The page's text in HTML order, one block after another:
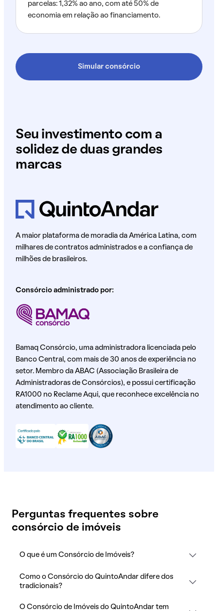
parcelas: 1,32% ao ano, com até 50% de
economia em relação ao financiamento.
Simular consórcio
Seu investimento com a
solidez de duas grandes
marcas
A maior plataforma de moradia da América Latina, com
milhares de contratos administrados e a confiança de
milhões de brasileiros.
Consórcio administrado por:
Bamaq Consórcio, uma administradora licenciada pelo
Banco Central, com mais de 30 anos de experiência no
setor. Membro da ABAC (Associação Brasileira de
Administradoras de Consórcios), e possui certificação
RA1000 no Reclame Aqui, que reconhece excelência no
atendimento ao cliente.
Perguntas frequentes sobre
consórcio de imóveis
O que é um Consórcio de Imóveis?
Como o Consórcio do QuintoAndar difere dos
tradicionais?
O Consórcio de Imóveis do QuintoAndar tem